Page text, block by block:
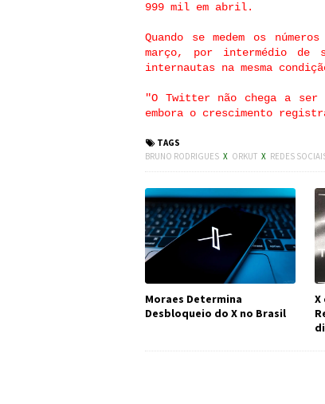
999 mil em abril.
Quando se medem os
março, por intermédio
internautas na mesma
"O Twitter não chega a ser
embora o crescimento
TAGS
BRUNO RODRIGUES X ORKUT X REDES
Moraes Determina
Desbloqueio do X no Brasil
X